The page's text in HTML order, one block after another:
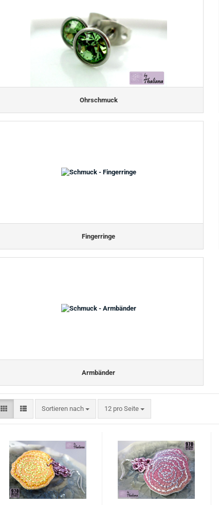
Ohrschmuck
Fingerringe
Armbänder
Sortieren nach
Sortieren nach 12 pro Seite
pro Seite